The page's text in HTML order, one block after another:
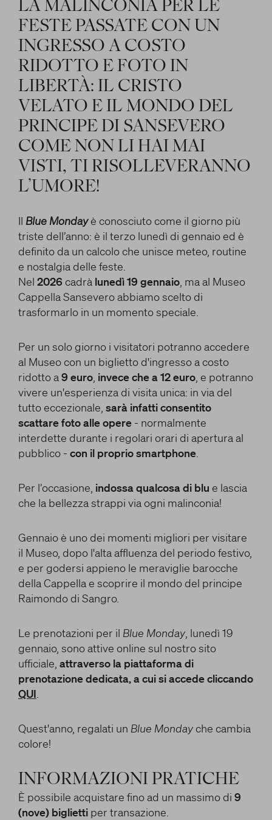
e/o disattivarli secondo le proprie preferenze, salvo i
Cookie strettamente necessari per il funzionamento
della Piattaforma. È importante tenere conto del
fatto che il blocco di alcuni cookie può condizionare
l’esperienza sulla Piattaforma e il suo funzionamento.
Premendo “Conferma le impostazioni”, la selezione
relativa ai cookie effettuata verrà salvata. Se non è
stata selezionata alcuna opzione, premere questo
pulsante equivarrà a rifiutare tutti i cookie. Per
ulteriori informazioni, è possibile consultare la
nostraUlteriori informazioni
Cookie di analisi
Cookies di marketing
OPERE LETTERARIE E SCIENTIFICHE
RAPPORTO CON GLI ARTISTI
MITO
HANNO DETTO DI LUI
facebook twitter youtube
LA MALINCONIA PER LE
FESTE PASSATE CON UN
INGRESSO A COSTO
RIDOTTO E FOTO IN
LIBERTÀ: IL CRISTO
VELATO E IL MONDO DEL
PRINCIPE DI SANSEVERO
COME NON LI HAI MAI
VISTI, TI RISOLLEVERANNO
L’UMORE!
Il Blue Mondayè conosciuto come il giorno più
triste dell’anno: è il terzo lunedì di gennaio ed è
definito da un calcolo che unisce meteo, routine
e nostalgia delle feste.
Nel 2026 cadrà lunedì 19 gennaio, ma al Museo
Cappella Sansevero abbiamo scelto di
trasformarlo in un momento speciale.
Per un solo giorno i visitatori potranno accedere
al Museo con un biglietto d'ingresso a costo
ridotto a 9 euro, invece che a 12 euro, e potranno
vivere un'esperienza di visita unica: in via del
tutto eccezionale, sarà infatti consentito
scattare foto alle opere- normalmente
interdette durante i regolari orari di apertura al
pubblico - con il proprio smartphone.
Per l’occasione, indossa qualcosa di blu e lascia
che la bellezza strappi via ogni malinconia!
Gennaio è uno dei momenti migliori per visitare
il Museo, dopo l'alta affluenza del periodo festivo,
e per godersi appieno le meraviglie barocche
della Cappella e scoprire il mondo del principe
Raimondo di Sangro.
Le prenotazioni per il Blue Monday, lunedì 19
gennaio, sono attive online sul nostro sito
ufficiale, attraverso la piattaforma di
prenotazione dedicata, a cui si accede cliccando
QUI
Quest'anno, regalati un Blue Mondayche cambia
colore!
INFORMAZIONI PRATICHE
È possibile acquistare fino ad un massimo di 9
(nove) biglietti per transazione.